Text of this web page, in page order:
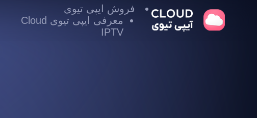
فروش ایپی تیوی
معرفی ایپی تیوی Cloud
IPTV